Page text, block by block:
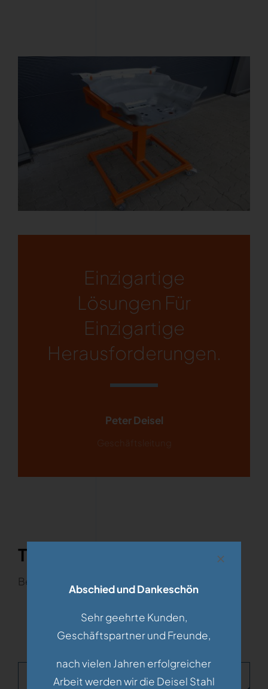
Einzigartige
Lösungen Für
Einzigartige
Herausforderungen.
Peter Deisel
Titel
Beschreibung dazu…
A
Abschied und Dankeschön
Sehr geehrte Kunden,
Geschäftspartner und Freunde,
nach vielen Jahren erfolgreicher
Arbeit werden wir die Deisel Stahl